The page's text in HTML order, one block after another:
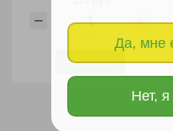
Да, мне
Нет,
В корзину